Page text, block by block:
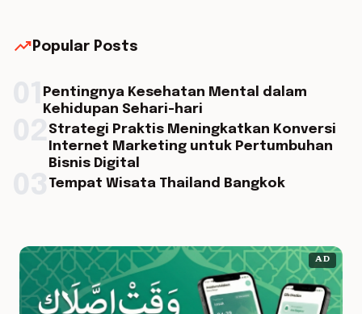
trending_up Popular Posts
Pentingnya Kesehatan Mental dalam
Kehidupan Sehari-hari
Strategi Praktis Meningkatkan Konversi
Internet Marketing untuk Pertumbuhan
Bisnis Digital
Tempat Wisata Thailand Bangkok
AD